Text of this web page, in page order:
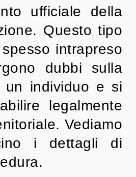
ufficiale della
Questo tipo
intrapreso
dubbi sulla
un individuo e si
legalmente
Vediamo
i dettagli di